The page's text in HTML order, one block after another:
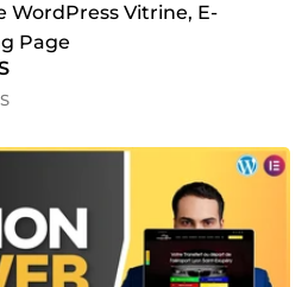
WordPress Vitrine, E-
Page